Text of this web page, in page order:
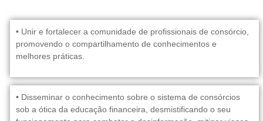
• Unir e fortalecer a comunidade de profissionais de consórcio,
promovendo o compartilhamento de conhecimentos e
melhores práticas.
• Disseminar o conhecimento sobre o sistema de consórcios
sob a ótica da educação financeira, desmistificando o seu